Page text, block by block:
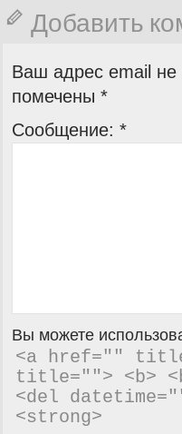
Добавить
Ваш адрес email не
помечены *
Сообщение: *
Вы можете
<a href=""
title=""> <b>
<del
<strong>